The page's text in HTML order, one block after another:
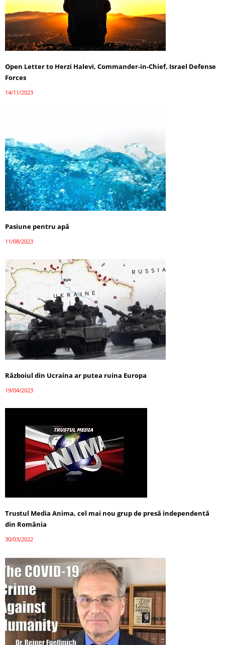
Open Letter to Herzi Halevi, Commander-in-Chief, Israel Defense
Forces
14/11/2023
Pasiune pentru apă
11/08/2023
Războiul din Ucraina ar putea ruina Europa
19/04/2023
Trustul Media Anima, cel mai nou grup de presă independentă
din România
30/03/2022